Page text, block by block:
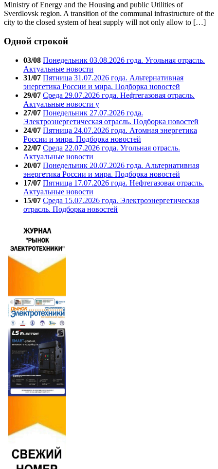
Ministry of Energy and the Housing and public Utilities of
Sverdlovsk region. A transition of the communal infrastructure of the
city to the closed system of heat supply will not only allow to […]
Одной строкой
03/08 Понедельник 03.08.2026 года. Угольная отрасль.
Актуальные новости
31/07 Пятница 31.07.2026 года. Альтернативная
энергетика России и мира. Подборка новостей
29/07 Среда 29.07.2026 года. Нефтегазовая отрасль.
Актуальные новости у
27/07 Понедельник 27.07.2026 года.
Электроэнергетическая отрасль. Подборка новостей
24/07 Пятница 24.07.2026 года. Атомная энергетика
России и мира. Подборка новостей
22/07 Среда 22.07.2026 года. Угольная отрасль.
Актуальные новости
20/07 Понедельник 20.07.2026 года. Альтернативная
энергетика России и мира. Подборка новостей
17/07 Пятница 17.07.2026 года. Нефтегазовая отрасль.
Актуальные новости
15/07 Среда 15.07.2026 года. Электроэнергетическая
отрасль. Подборка новостей